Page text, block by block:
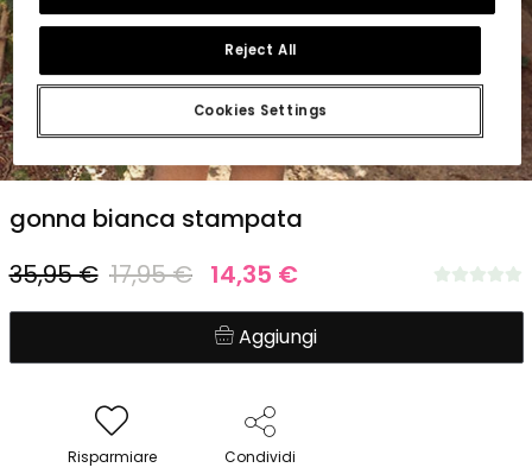
gonna bianca stampata
35,95 € 17,95 € 14,35 €
Aggiungi
Risparmiare Condividi
Cookies Settings
Reject All